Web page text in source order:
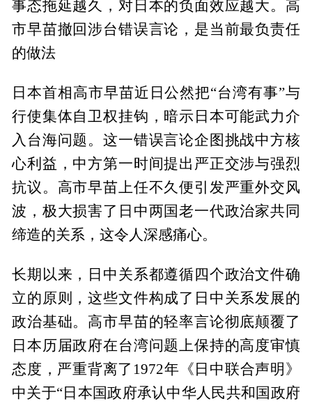
事态拖延越久，对日本的负面效应越大。高
市早苗撤回涉台错误言论，是当前最负责任
的做法
日本首相高市早苗近日公然把“台湾有事”与
行使集体自卫权挂钩，暗示日本可能武力介
入台海问题。这一错误言论企图挑战中方核
心利益，中方第一时间提出严正交涉与强烈
抗议。高市早苗上任不久便引发严重外交风
波，极大损害了日中两国老一代政治家共同
缔造的关系，这令人深感痛心。
长期以来，日中关系都遵循四个政治文件确
立的原则，这些文件构成了日中关系发展的
政治基础。高市早苗的轻率言论彻底颠覆了
日本历届政府在台湾问题上保持的高度审慎
态度，严重背离了1972年《日中联合声明》
中关于“日本国政府承认中华人民共和国政府